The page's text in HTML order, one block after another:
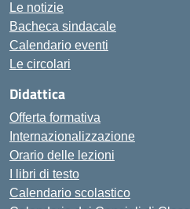
Le notizie
Bacheca sindacale
Calendario eventi
Le circolari
Didattica
Offerta formativa
Internazionalizzazione
Orario delle lezioni
I libri di testo
Calendario scolastico